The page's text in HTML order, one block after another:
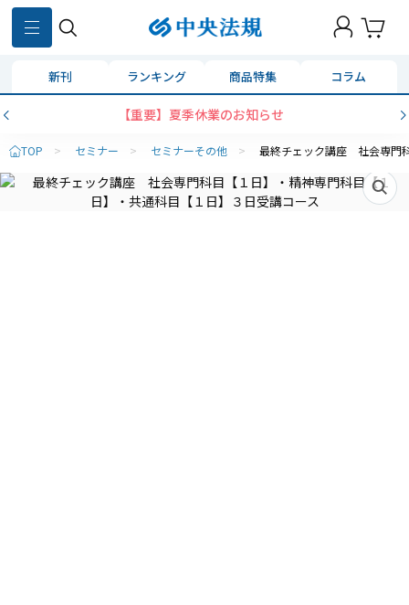
新刊 ランキング 商品特集 コラム
【重要】夏季休業のお知らせ
TOP > セミナー > セミナーその他 > 最終チェック講座 社会専門